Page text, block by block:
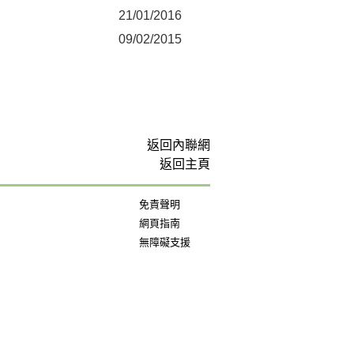
21/01/2016
09/02/2015
返回內聯網
返回主頁
免責聲明
網頁指南
無障礙支援